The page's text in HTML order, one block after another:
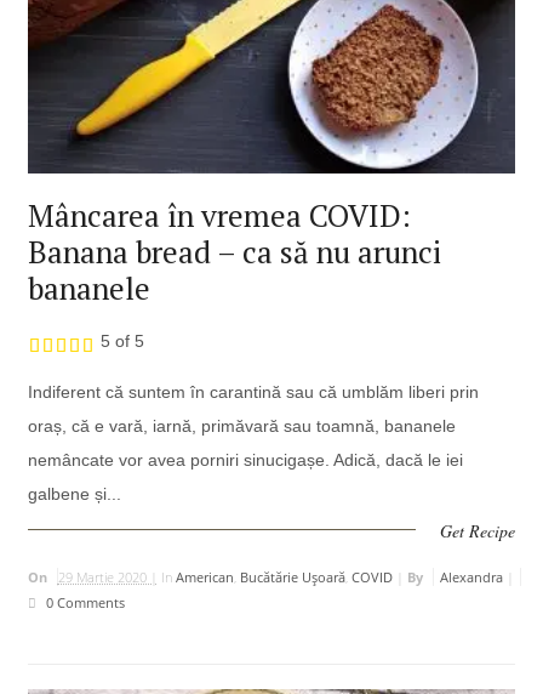
Mâncarea în vremea COVID:
Banana bread – ca să nu arunci
bananele
5 of 5
Indiferent că suntem în carantină sau că umblăm liberi prin
oraș, că e vară, iarnă, primăvară sau toamnă, bananele
nemâncate vor avea porniri sinucigașe. Adică, dacă le iei
galbene și...
Get Recipe
On 29 Martie 2020 | In American, Bucătărie Uşoară, COVID| By Alexandra|
0 Comments